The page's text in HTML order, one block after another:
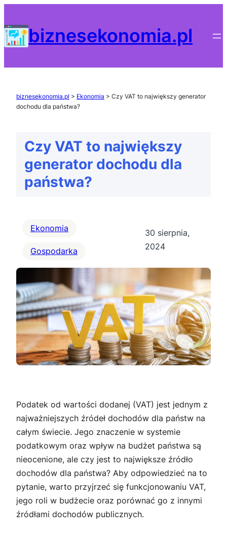
do
treści biznesekonomia.pl
biznesekonomia.pl > Ekonomia > Czy VAT to największy generator
dochodu dla państwa?
Czy VAT to największy
generator dochodu dla
państwa?
Ekonomia
Gospodarka
30 sierpnia,
2024
Podatek od wartości dodanej (VAT) jest jednym z
najważniejszych źródeł dochodów dla państw na
całym świecie. Jego znaczenie w systemie
podatkowym oraz wpływ na budżet państwa są
nieocenione, ale czy jest to największe źródło
dochodów dla państwa? Aby odpowiedzieć na to
pytanie, warto przyjrzeć się funkcjonowaniu VAT,
jego roli w budżecie oraz porównać go z innymi
źródłami dochodów publicznych.